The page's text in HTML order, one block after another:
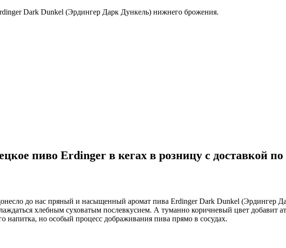
Dark Dunkel (Эрдингер Дарк Дункель) нижнего брожения.
пиво Erdinger в кегах в розницу с доставкой
до нас пряный и насыщенный аромат пива Erdinger Dark Dunkel (Эрдингер
хлебным суховатым послевкусием. А туманно коричневый цвет добавит
напитка, но особый процесс дображивания пива прямо в сосудах.